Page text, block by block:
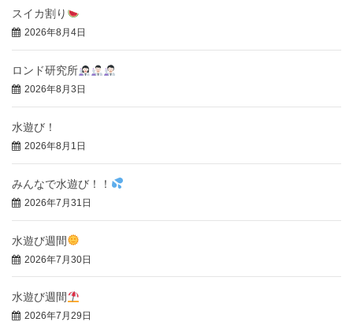
スイカ割り
2026年8月4日
ロンド研究所
2026年8月3日
水遊び！
2026年8月1日
みんなで水遊び！！
2026年7月31日
水遊び週間
2026年7月30日
水遊び週間
2026年7月29日